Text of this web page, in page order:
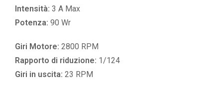
Intensità: 3 A Max
Potenza: 90 Wr
Giri Motore: 2800 RPM
Rapporto di riduzione: 1/124
Giri in uscita: 23 RPM